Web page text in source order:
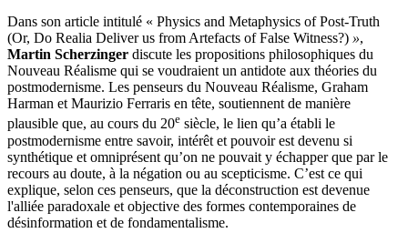
Dans son article intitulé « Physics and Metaphysics of Post-Truth
(Or, Do Realia Deliver us from Artefacts of False Witness?) »,
Martin Scherzinger discute les propositions philosophiques du
Nouveau Réalisme qui se voudraient un antidote aux théories du
postmodernisme. Les penseurs du Nouveau Réalisme, Graham
Harman et Maurizio Ferraris en tête, soutiennent de manière
plausible que, au cours du 20e siècle, le lien qu’a établi le
postmodernisme entre savoir, intérêt et pouvoir est devenu si
synthétique et omniprésent qu’on ne pouvait y échapper que par le
recours au doute, à la négation ou au scepticisme. C’est ce qui
explique, selon ces penseurs, que la déconstruction est devenue
l'alliée paradoxale et objective des formes contemporaines de
désinformation et de fondamentalisme.